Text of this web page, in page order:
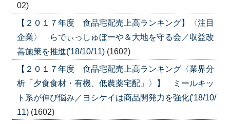
02)
【２０１７年度 食品宅配売上高ランキング】〈注目
企業〉 らでぃっしゅぼーや＆大地を守る会／収益改
善施策を推進('18/10/11) (1602)
【２０１７年度 食品宅配売上高ランキング〈業界分
析「夕食食材・有機、低農薬宅配」〉】 ミールキッ
ト系が伸び悩み／ヨシケイは商品開発力を強化('18/10/
11) (1602)